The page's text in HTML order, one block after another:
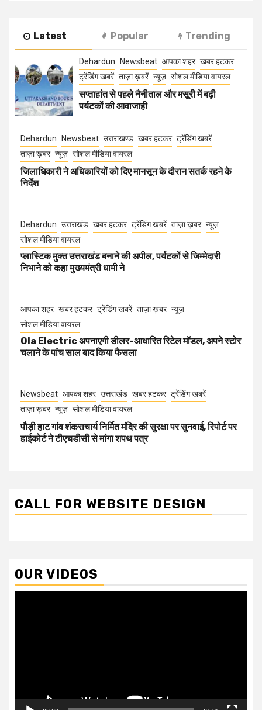
Latest Popular Trending
Dehardun Newsbeat आपका शहर खबर हटकर
ट्रेंडिंग खबरें ताज़ा ख़बरें न्यूज़ सोशल मीडिया वायरल
सप्ताहांत से पहले नैनीताल और मसूरी में बढ़ी
पर्यटकों की आवाजाही
Dehardun Newsbeat उत्तराखण्ड खबर हटकर ट्रेंडिंग खबरें
ताज़ा ख़बर न्यूज़ सोशल मीडिया वायरल
जिलाधिकारी ने अधिकारियों को दिए मानसून के दौरान सतर्क रहने के
निर्देश
Dehardun उत्तराखंड खबर हटकर ट्रेंडिंग खबरें ताज़ा ख़बर न्यूज़
सोशल मीडिया वायरल
प्लास्टिक मुक्त उत्तराखंड बनाने की अपील, पर्यटकों से जिम्मेदारी
निभाने को कहा मुख्यमंत्री धामी ने
आपका शहर खबर हटकर ट्रेंडिंग खबरें ताज़ा ख़बर न्यूज़
सोशल मीडिया वायरल
Ola Electric अपनाएगी डीलर-आधारित रिटेल मॉडल, अपने स्टोर
चलाने के पांच साल बाद किया फैसला
Newsbeat आपका शहर उत्तराखंड खबर हटकर ट्रेंडिंग खबरें
ताज़ा ख़बर न्यूज़ सोशल मीडिया वायरल
पौड़ी हाट गांव शंकराचार्य निर्मित मंदिर की सुरक्षा पर सुनवाई, रिपोर्ट पर
हाईकोर्ट ने टीएचडीसी से मांगा शपथ पत्र
CALL FOR WEBSITE DESIGN
OUR VIDEOS